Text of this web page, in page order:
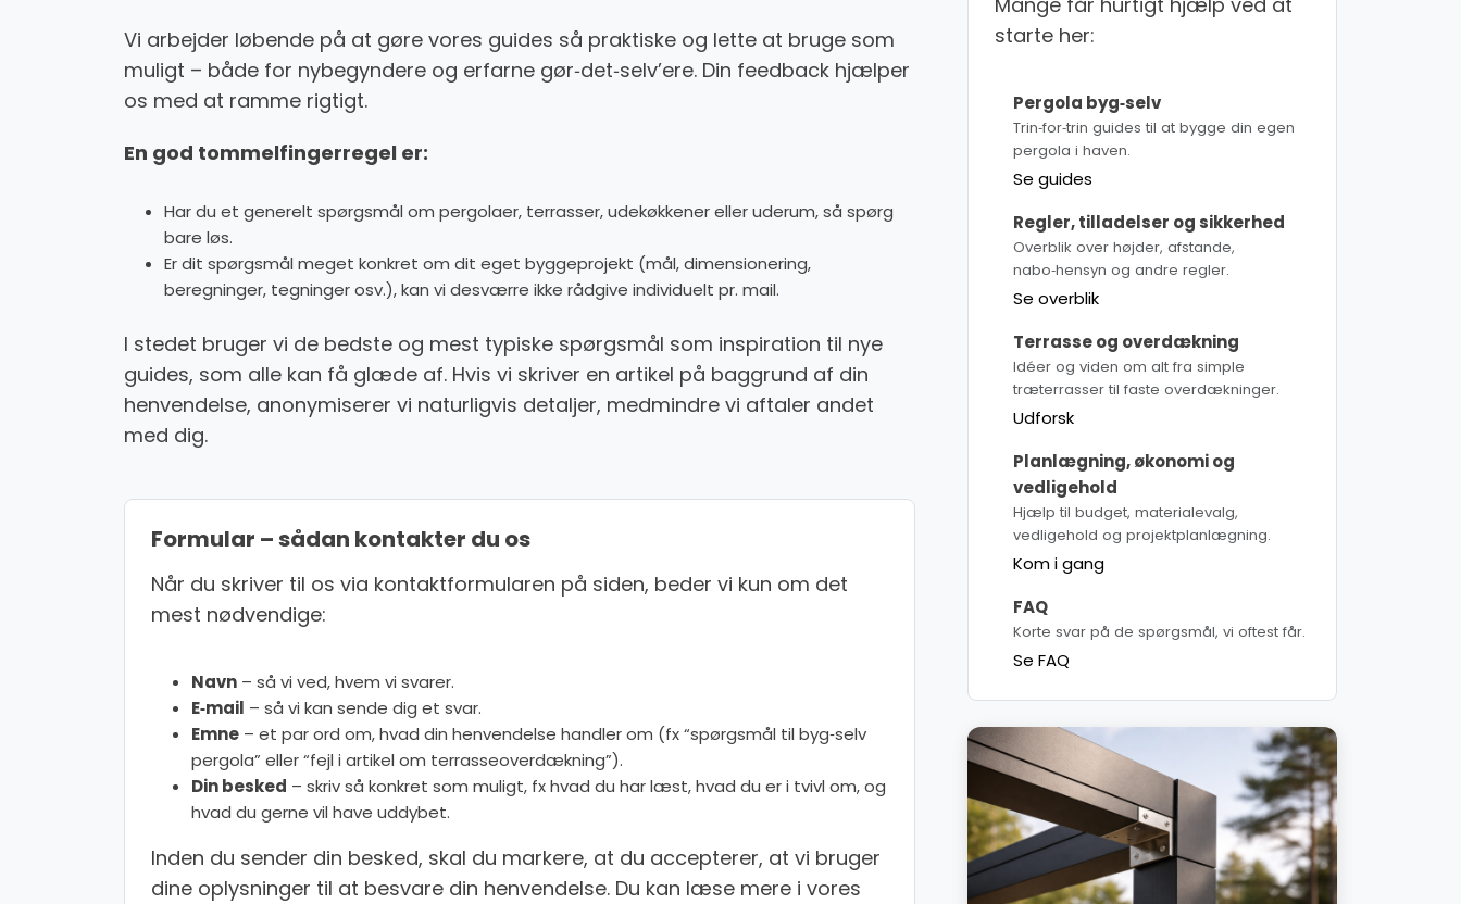
Vi arbejder løbende på at gøre vores guides så praktiske og lette at bruge som
muligt – både for nybegyndere og erfarne gør‑det‑selv’ere. Din feedback hjælper
os med at ramme rigtigt.
En god tommelfingerregel er:
Har du et generelt spørgsmål om pergolaer, terrasser, udekøkkener eller uderum, så spørg
bare løs.
Er dit spørgsmål meget konkret om dit eget byggeprojekt (mål, dimensionering,
beregninger, tegninger osv.), kan vi desværre ikke rådgive individuelt pr. mail.
I stedet bruger vi de bedste og mest typiske spørgsmål som inspiration til nye
guides, som alle kan få glæde af. Hvis vi skriver en artikel på baggrund af din
henvendelse, anonymiserer vi naturligvis detaljer, medmindre vi aftaler andet
med dig.
Formular – sådan kontakter du os
Når du skriver til os via kontaktformularen på siden, beder vi kun om det
mest nødvendige:
Navn– så vi ved, hvem vi svarer.
E‑mail – så vi kan sende dig et svar.
Emne– et par ord om, hvad din henvendelse handler om (fx “spørgsmål til byg‑selv
pergola” eller “fejl i artikel om terrasseoverdækning”).
Din besked – skriv så konkret som muligt, fx hvad du har læst, hvad du er i tvivl om, og
hvad du gerne vil have uddybet.
Inden du sender din besked, skal du markere, at du accepterer, at vi bruger
dine oplysninger til at besvare din henvendelse. Du kan læse mere i vores
starte her:
Pergola byg‑selv
Trin‑for‑trin guides til at bygge din egen
pergola i haven.
Se guides
Regler, tilladelser og sikkerhed
Overblik over højder, afstande,
nabo‑hensyn og andre regler.
Se overblik
Terrasse og overdækning
Idéer og viden om alt fra simple
træterrasser til faste overdækninger.
Udforsk
Planlægning, økonomi og
vedligehold
Hjælp til budget, materialevalg,
vedligehold og projektplanlægning.
Kom i gang
FAQ
Korte svar på de spørgsmål, vi oftest får.
Se FAQ